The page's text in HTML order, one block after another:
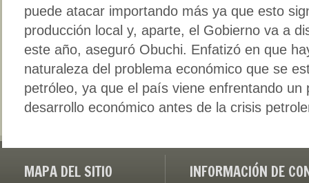
puede atacar importando más ya que esto
producción local y, aparte, el Gobierno va a
este año, aseguró Obuchi. Enfatizó en que
naturaleza del problema económico que se
petróleo, ya que el país viene enfrentando un
desarrollo económico antes de la crisis
MAPA DEL SITIO INFORMACIÓN DE